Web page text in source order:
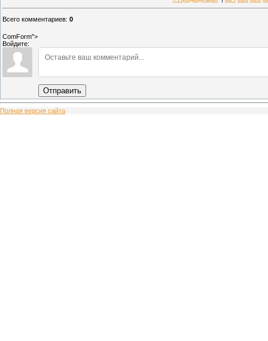
Всего комментариев: 0
ComForm">
Войдите:
Отправить
Полная версия сайта